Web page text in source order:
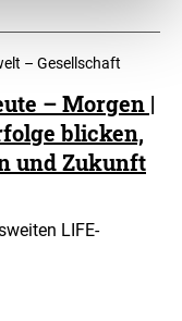
– Gesellschaft
– Morgen |
blicken,
und Zukunft
LIFE-